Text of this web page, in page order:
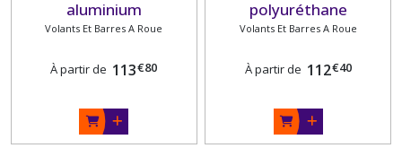
aluminium
Volants Et Barres A Roue
À partir de 113€80
polyuréthane
Volants Et Barres A Roue
À partir de 112€40